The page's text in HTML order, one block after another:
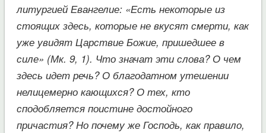
литургией Евангелие: «Есть некоторые из
стоящих здесь, которые не вкусят смерти, как
уже увидят Царствие Божие, пришедшее в
силе» (Мк. 9, 1). Что значат эти слова? О чем
здесь идет речь? О благодатном утешении
нелицемерно кающихся? О тех, кто
сподобляется поистине достойного
причастия? Но почему же Господь, как правило,